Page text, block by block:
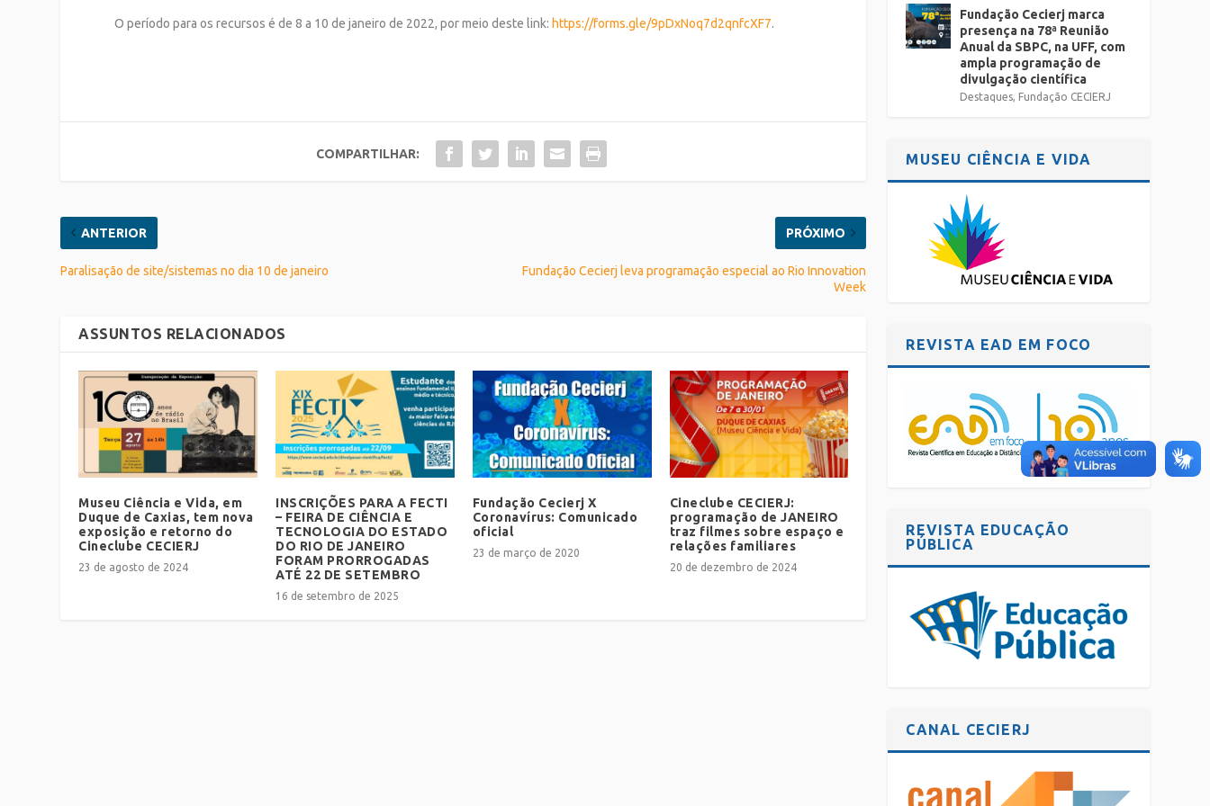
O período para os recursos é de 8 a 10 de janeiro de 2022, por meio deste link: https://forms.gle/9pDxNoq7d2qnfcXF7.
COMPARTILHAR:
ANTERIOR
Paralisação de site/sistemas no dia 10 de janeiro
PRÓXIMO
Fundação Cecierj leva programação especial ao Rio Innovation
Week
ASSUNTOS RELACIONADOS
Museu Ciência e Vida, em
Duque de Caxias, tem nova
exposição e retorno do
Cineclube CECIERJ
23 de agosto de 2024
INSCRIÇÕES PARA A FECTI
– FEIRA DE CIÊNCIA E
TECNOLOGIA DO ESTADO
DO RIO DE JANEIRO
FORAM PRORROGADAS
ATÉ 22 DE SETEMBRO
16 de setembro de 2025
Fundação Cecierj X
Coronavírus: Comunicado
oficial
23 de março de 2020
Cineclube CECIERJ:
programação de JANEIRO
traz filmes sobre espaço e
relações familiares
20 de dezembro de 2024
Fundação Cecierj marca
presença na 78ª Reunião
Anual da SBPC, na UFF, com
ampla programação de
divulgação científica
Destaques, Fundação CECIERJ
MUSEU CIÊNCIA E VIDA
REVISTA EAD EM FOCO
REVISTA EDUCAÇÃO
PÚBLICA
CANAL CECIERJ